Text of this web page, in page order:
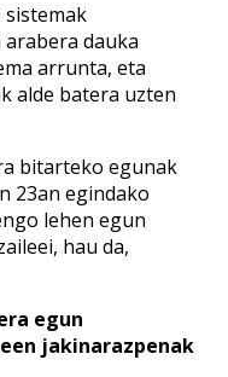
dauka
arrunta, eta
alde batera uzten
bitarteko egunak
23an egindako
lehen egun
hau da,
egun
jakinarazpenak